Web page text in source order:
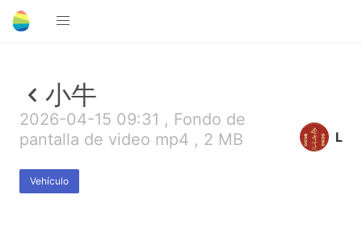
小牛
2026-04-15 09:31 , Fondo de
pantalla de video mp4 , 2 MB
Vehículo
L